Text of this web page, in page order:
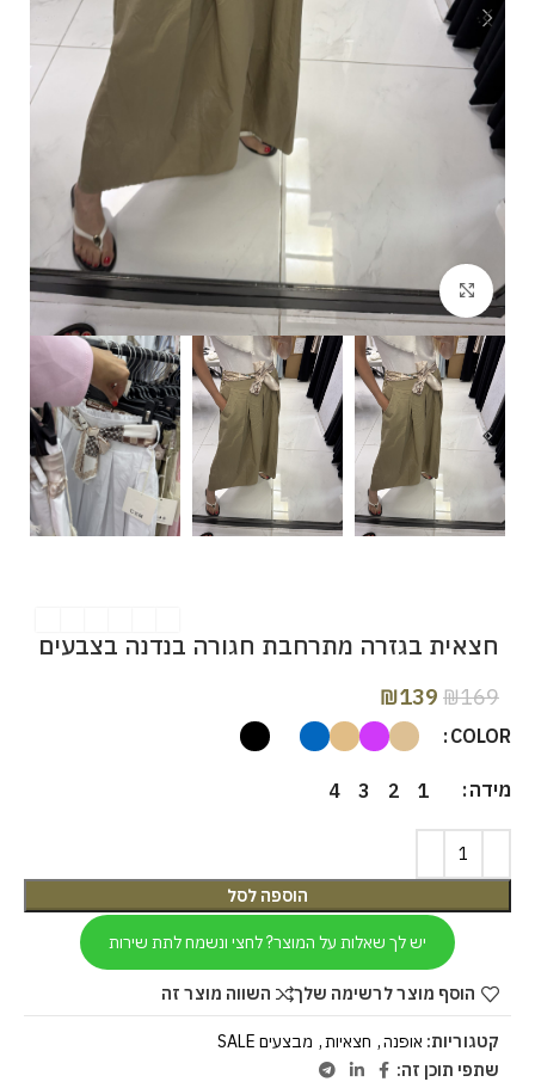
Click to enlarge
חצאית בגזרה מתרחבת חגורה בנדנה בצבעים
₪169
₪139
COLOR
מידה 1
2
3
4
הוספה לסל
יש לך שאלות על המוצר? לחצי ונשמח לתת שירות
הוסף מוצר לרשימה שלך השווה מוצר זה
קטגוריות: אופנה, חצאיות, מבצעים SALE
שתפי תוכן זה: